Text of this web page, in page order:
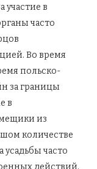
участие в
часто
Во время
польско-
за границы
в
из
количестве
усадьбы часто
действий.